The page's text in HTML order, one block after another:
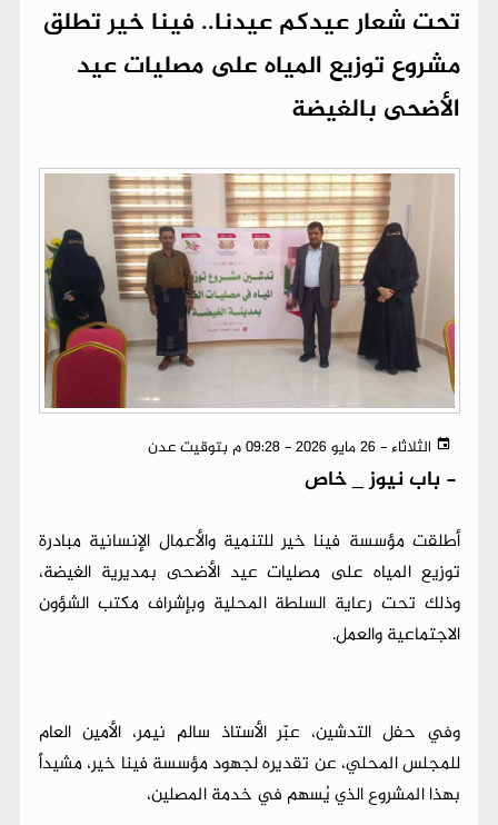
تحت شعار عيدكم عيدنا.. فينا خير تطلق
مشروع توزيع المياه على مصليات عيد
الأضحى بالغيضة
الثلاثاء - 26 مايو 2026 - 09:28 م بتوقيت عدن
- باب نيوز _ خاص
أطلقت مؤسسة فينا خير للتنمية والأعمال الإنسانية مبادرة
توزيع المياه على مصليات عيد الأضحى بمديرية الغيضة،
وذلك تحت رعاية السلطة المحلية وبإشراف مكتب الشؤون
الاجتماعية والعمل.
وفي حفل التدشين، عبّر الأستاذ سالم نيمر، الأمين العام
للمجلس المحلي، عن تقديره لجهود مؤسسة فينا خير، مشيداً
بهذا المشروع الذي يُسهم في خدمة المصلين،